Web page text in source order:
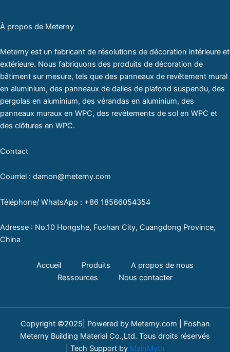
À propos de Meterny
Meterny est un fabricant de résolutions de décoration intérieure et
extérieure. Nous fabriquons des produits de décoration de
bâtiment sur mesure, tels que des panneaux de revêtement mural
en aluminium, des panneaux de dalles de plafond suspendu, des
pergolas en aluminium, des vérandas en aluminium, des
panneaux muraux en WPC, des revêtements de sol en WPC et
des clôtures en WPC.
Contact
Courriel : damon@meterny.com
Téléphone/ WhatsApp : +86 18566054354
Adresse : No.10 Hongshe, Foshan City, Cuangdong Province,
China
Accueil Produits
A propos de nous
Ressources
Nous contacter
Copyright ©2025| Powered by Meterny.com | Foshan
Meterny Building Material Co.,Ltd. Tous droits réservés
| Tech Support by MainMyth